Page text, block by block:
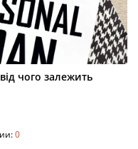
чого залежить
0